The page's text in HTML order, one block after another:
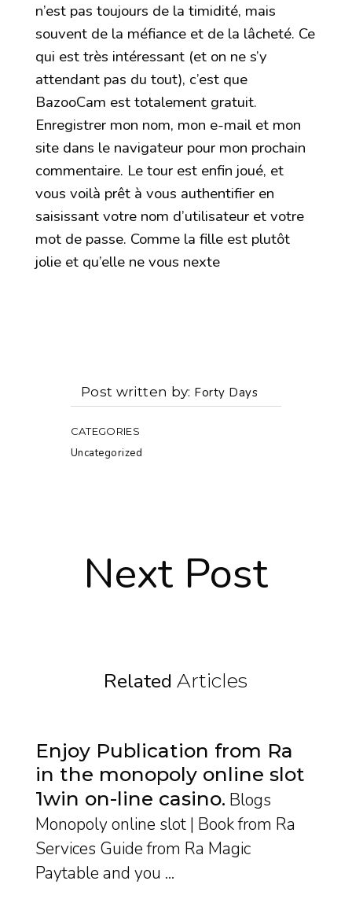
n’est pas toujours de la timidité, mais
souvent de la méfiance et de la lâcheté. Ce
qui est très intéressant (et on ne s’y
attendant pas du tout), c’est que
BazooCam est totalement gratuit.
Enregistrer mon nom, mon e-mail et mon
site dans le navigateur pour mon prochain
commentaire. Le tour est enfin joué, et
vous voilà prêt à vous authentifier en
saisissant votre nom d’utilisateur et votre
mot de passe. Comme la fille est plutôt
jolie et qu’elle ne vous nexte
Post written by Forty Days
CATEGORIES
Uncategorized
Next Post
Related Articles
Enjoy Publication from Ra
in the monopoly online slot
1win on-line casino Blogs
Monopoly online slot | Book from Ra
Services Guide from Ra Magic
Paytable and you ...